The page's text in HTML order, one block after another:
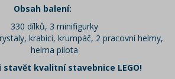
Obsah balení:
330 dílků, 3 minifigurky
krabici, krumpáč, 2 pracovní helmy,
helma pilota
kvalitní stavebnice LEGO!